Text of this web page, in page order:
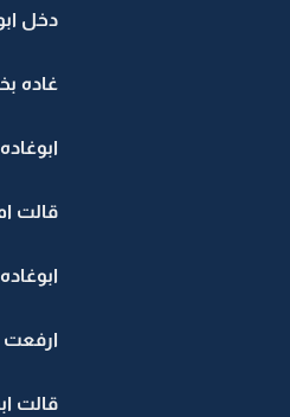
دخل
غاده
قالت
ارفعت
قالت